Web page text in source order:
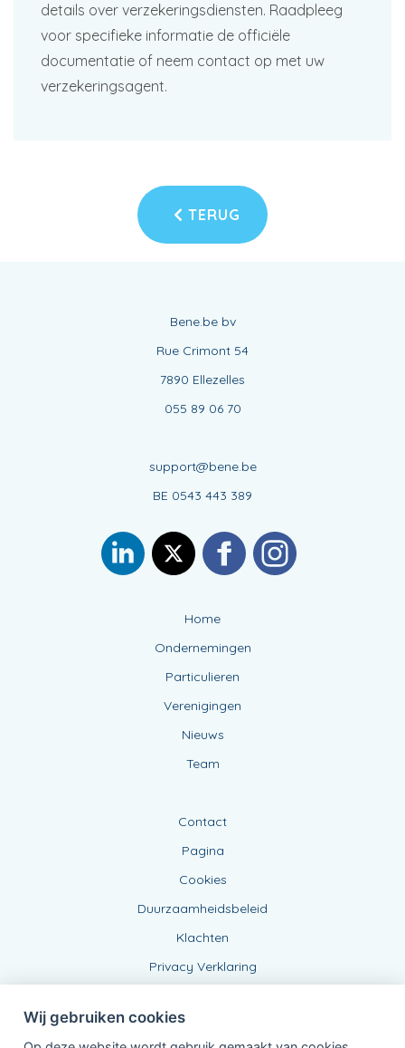
details over verzekeringsdiensten. Raadpleeg
voor specifieke informatie de officiële
documentatie of neem contact op met uw
verzekeringsagent.
TERUG
Bene.be bv
Rue Crimont 54
7890 Ellezelles
055 89 06 70
support@bene.be
BE 0543 443 389
Home
Ondernemingen
Particulieren
Verenigingen
Nieuws
Team
Contact
Pagina
Cookies
Duurzaamheidsbeleid
Klachten
Privacy Verklaring
Wij gebruiken cookies